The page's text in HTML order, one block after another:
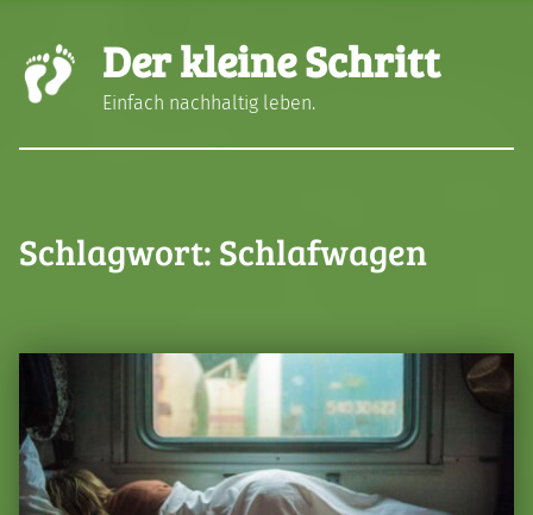
Der kleine Schritt
Einfach nachhaltig leben.
Schlagwort: Schlafwagen